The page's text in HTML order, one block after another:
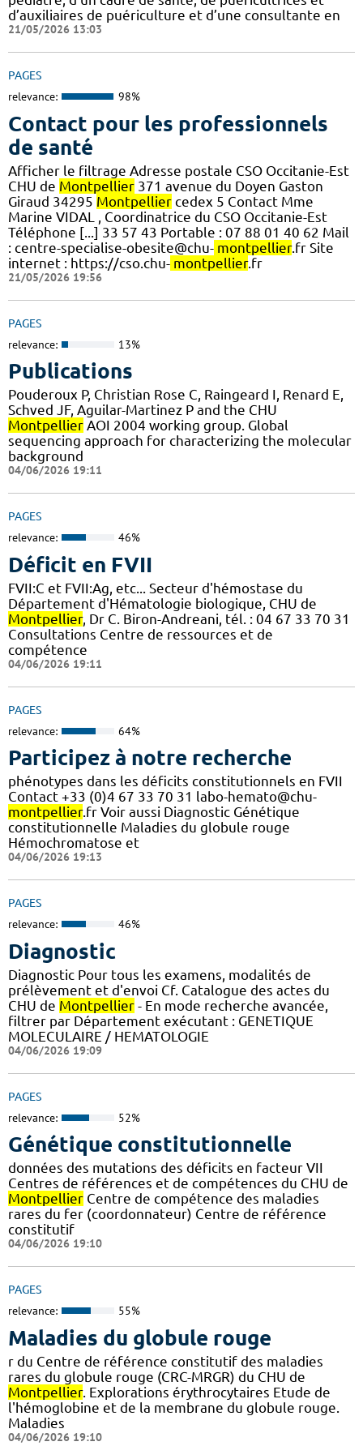
d’auxiliaires de puériculture et d’une consultante en
21/05/2026 13:03
PAGES
relevance: 98%
Contact pour les professionnels
de santé
Afficher le filtrage Adresse postale CSO Occitanie-Est
CHU de Montpellier 371 avenue du Doyen Gaston
Giraud 34295 Montpellier cedex 5 Contact Mme
Marine VIDAL , Coordinatrice du CSO Occitanie-Est
Téléphone [...] 33 57 43 Portable : 07 88 01 40 62 Mail
: centre-specialise-obesite@chu- montpellier.fr Site
internet : https://cso.chu- montpellier.fr
21/05/2026 19:56
PAGES
relevance: 13%
Publications
Pouderoux P, Christian Rose C, Raingeard I, Renard E,
Schved JF, Aguilar-Martinez P and the CHU
Montpellier AOI 2004 working group. Global
sequencing approach for characterizing the molecular
background
04/06/2026 19:11
PAGES
relevance: 46%
Déficit en FVII
FVII:C et FVII:Ag, etc... Secteur d'hémostase du
Département d'Hématologie biologique, CHU de
Montpellier, Dr C. Biron-Andreani, tél. : 04 67 33 70 31
Consultations Centre de ressources et de
compétence
04/06/2026 19:11
PAGES
relevance: 64%
Participez à notre recherche
phénotypes dans les déficits constitutionnels en FVII
Contact +33 (0)4 67 33 70 31 labo-hemato@chu-
montpellier.fr Voir aussi Diagnostic Génétique
constitutionnelle Maladies du globule rouge
Hémochromatose et
04/06/2026 19:13
PAGES
relevance: 46%
Diagnostic
Diagnostic Pour tous les examens, modalités de
prélèvement et d'envoi Cf. Catalogue des actes du
CHU de Montpellier - En mode recherche avancée,
filtrer par Département exécutant : GENETIQUE
MOLECULAIRE / HEMATOLOGIE
04/06/2026 19:09
PAGES
relevance: 52%
Génétique constitutionnelle
données des mutations des déficits en facteur VII
Centres de références et de compétences du CHU de
Montpellier Centre de compétence des maladies
rares du fer (coordonnateur) Centre de référence
constitutif
04/06/2026 19:10
PAGES
relevance: 55%
Maladies du globule rouge
r du Centre de référence constitutif des maladies
rares du globule rouge (CRC-MRGR) du CHU de
Montpellier. Explorations érythrocytaires Etude de
l'hémoglobine et de la membrane du globule rouge.
Maladies
04/06/2026 19:10